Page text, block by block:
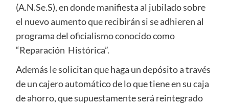
(A.N.Se.S), en donde manifiesta al jubilado sobre
el nuevo aumento que recibirán si se adhieren al
programa del oficialismo conocido como
“Reparación Histórica”.
Además le solicitan que haga un depósito a través
de un cajero automático de lo que tiene en su caja
de ahorro, que supuestamente será reintegrado